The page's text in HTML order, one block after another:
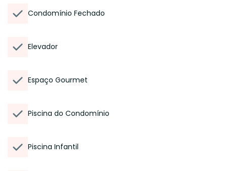
Condomínio Fechado
Elevador
Espaço Gourmet
Piscina do Condomínio
Piscina Infantil